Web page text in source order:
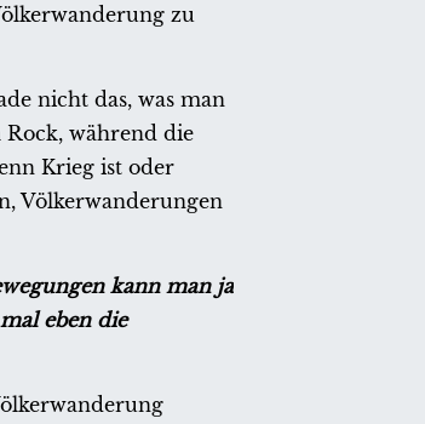
zu
nicht das, was man
während die
Krieg ist oder
Völkerwanderungen
kann man ja
eben die